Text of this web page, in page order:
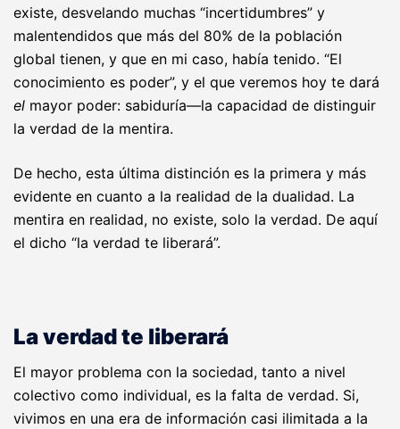
existe, desvelando muchas “incertidumbres” y
malentendidos que más del 80% de la población
global tienen, y que en mi caso, había tenido. “El
conocimiento es poder”, y el que veremos hoy te dará
el mayor poder: sabiduría—la capacidad de distinguir
la verdad de la mentira.
De hecho, esta última distinción es la primera y más
evidente en cuanto a la realidad de la dualidad. La
mentira en realidad, no existe, solo la verdad. De aquí
el dicho “la verdad te liberará”.
La verdad te liberará
El mayor problema con la sociedad, tanto a nivel
colectivo como individual, es la falta de verdad. Si,
vivimos en una era de información casi ilimitada a la